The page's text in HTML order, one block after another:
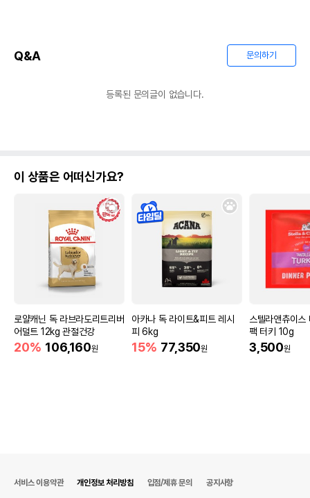
Q&A 문의하기
등록된 문의글이 없습니다.
이 상품은 어떠신가요?
로얄캐닌 독 라브라도리트리버
어덜트 12kg 관절건강
20% 106,160원
아카나 독 라이트&피트 레시
피 6kg
15% 77,350원
스텔라앤츄이스
팩 터키 10g
3,500원
서비스 이용약관 개인정보 처리방침 입점/제휴 문의 공지사항